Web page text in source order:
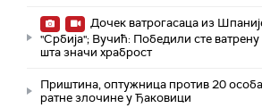
Дочек ватрогасаца из
"Србија"; Вучић: Победили сте ватрену
шта значи храброст
Приштина, оптужница против 20
ратне злочине у Ђаковици